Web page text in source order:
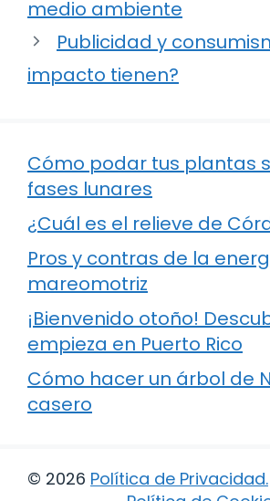
medio ambiente
Publicidad y
impacto tienen?
Cómo podar tus plantas
fases lunares
¿Cuál es el relieve de
Pros y contras de la
mareomotriz
¡Bienvenido otoño!
empieza en Puerto Rico
Cómo hacer un árbol de
casero
© 2026 Política de Privacidad.